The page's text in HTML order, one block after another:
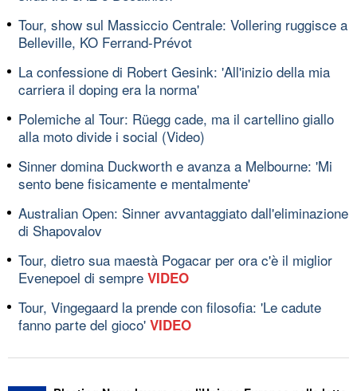
Tour, show sul Massiccio Centrale: Vollering ruggisce a
Belleville, KO Ferrand-Prévot
La confessione di Robert Gesink: 'All'inizio della mia
carriera il doping era la norma'
Polemiche al Tour: Rüegg cade, ma il cartellino giallo
alla moto divide i social (Video)
Sinner domina Duckworth e avanza a Melbourne: 'Mi
sento bene fisicamente e mentalmente'
Australian Open: Sinner avvantaggiato dall'eliminazione
di Shapovalov
Tour, dietro sua maestà Pogacar per ora c'è il miglior
Evenepoel di sempre VIDEO
Tour, Vingegaard la prende con filosofia: 'Le cadute
fanno parte del gioco' VIDEO